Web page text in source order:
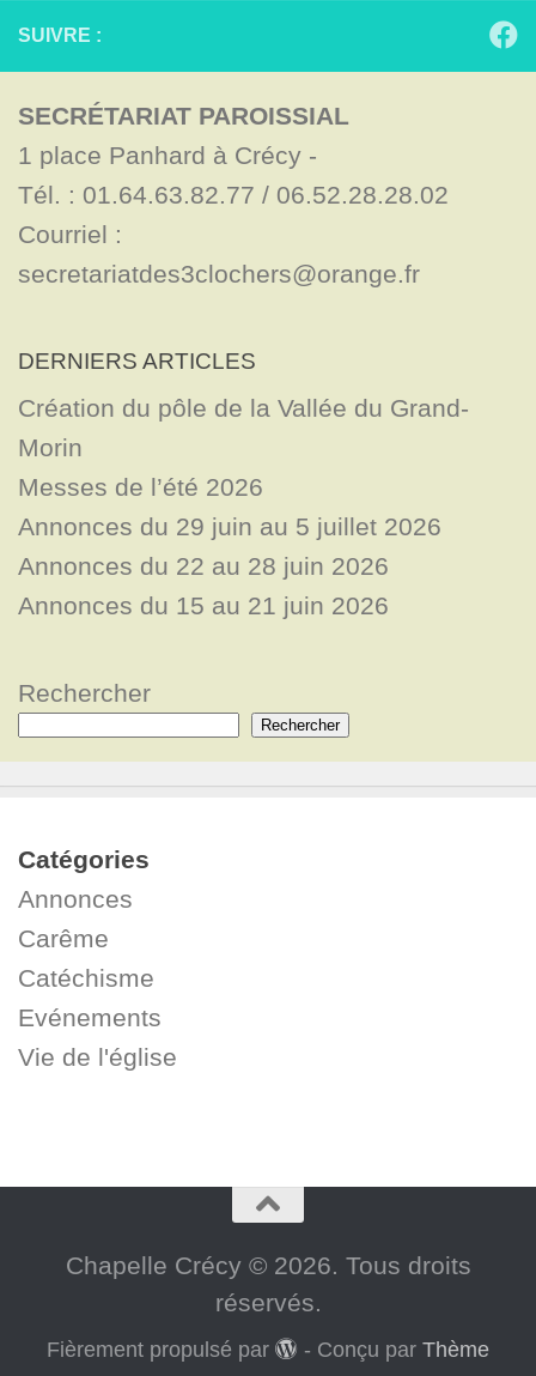
SUIVRE :
SECRÉTARIAT PAROISSIAL
1 place Panhard à Crécy -
Tél. : 01.64.63.82.77 / 06.52.28.28.02
Courriel :
secretariatdes3clochers@orange.fr
DERNIERS ARTICLES
Création du pôle de la Vallée du Grand-
Morin
Messes de l’été 2026
Annonces du 29 juin au 5 juillet 2026
Annonces du 22 au 28 juin 2026
Annonces du 15 au 21 juin 2026
Rechercher
Rechercher
Catégories
Annonces
Carême
Catéchisme
Evénements
Vie de l'église
Chapelle Crécy © 2026. Tous droits
réservés.
Fièrement propulsé par - Conçu par Thème